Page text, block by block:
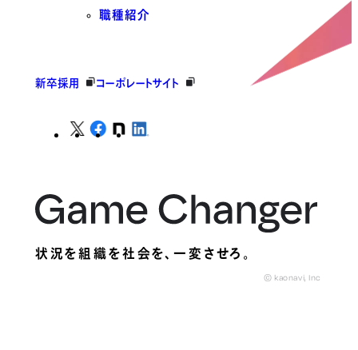
職種紹介
新卒採用 コーポレートサイト
状況を組織を社会を、一変させろ。
© kaonavi, Inc